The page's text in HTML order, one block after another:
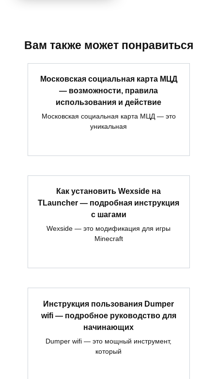
Вам также может понравиться
Московская социальная карта МЦД
— возможности, правила
использования и действие
Московская социальная карта МЦД — это
уникальная
Как установить Wexside на
TLauncher — подробная инструкция
с шагами
Wexside — это модификация для игры
Minecraft
Инструкция пользования Dumper
wifi — подробное руководство для
начинающих
Dumper wifi — это мощный инструмент,
который